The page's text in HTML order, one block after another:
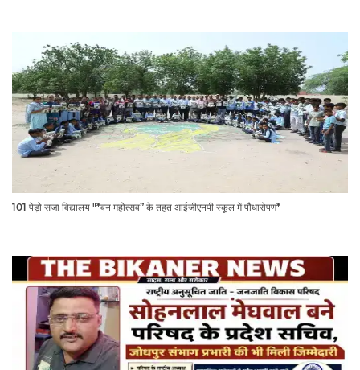
101 पेड़ो सजा विद्यालय "*वन महोत्सव” के तहत आईजीएनपी स्कूल में पौधारोपण*